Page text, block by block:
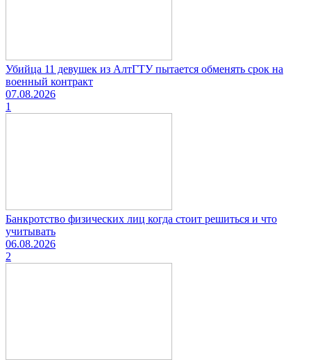
Убийца 11 девушек из АлтГТУ пытается обменять срок на
военный контракт
07.08.2026
1
Банкротство физических лиц когда стоит решиться и что
учитывать
06.08.2026
2